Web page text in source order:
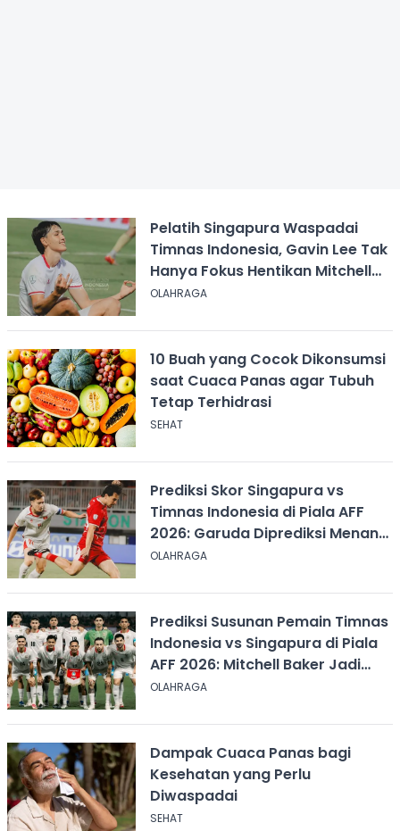
Pelatih Singapura Waspadai
Timnas Indonesia, Gavin Lee Tak
Hanya Fokus Hentikan Mitchell
Baker
OLAHRAGA
10 Buah yang Cocok Dikonsumsi
saat Cuaca Panas agar Tubuh
Tetap Terhidrasi
SEHAT
Prediksi Skor Singapura vs
Timnas Indonesia di Piala AFF
2026: Garuda Diprediksi Menang
Tipis
OLAHRAGA
Prediksi Susunan Pemain Timnas
Indonesia vs Singapura di Piala
AFF 2026: Mitchell Baker Jadi
Andalan Lini Depan
OLAHRAGA
Dampak Cuaca Panas bagi
Kesehatan yang Perlu
Diwaspadai
SEHAT